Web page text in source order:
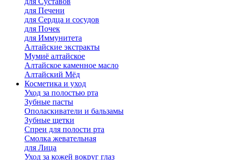
для Печени
для Сердца и сосудов
для Почек
для Иммунитета
Алтайские экстракты
Мумиё алтайское
Алтайское каменное масло
Алтайский Мёд
Косметика и уход
Уход за полостью рта
Зубные пасты
Ополаскиватели и бальзамы
Зубные щетки
Спреи для полости рта
Смолка жевательная
для Лица
Уход за кожей вокруг глаз